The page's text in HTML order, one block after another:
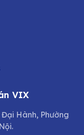
VIX
Hành, Phường